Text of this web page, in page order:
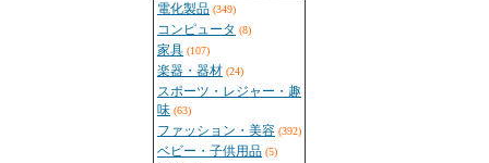
電化製品 (349)
コンピュータ (8)
家具 (107)
楽器・器材 (24)
スポーツ・レジャー・趣
味 (63)
ファッション・美容 (392)
ベビー・子供用品 (5)